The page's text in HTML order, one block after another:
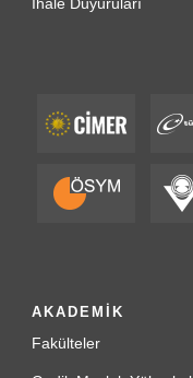
AKADEMİK
Fakülteler